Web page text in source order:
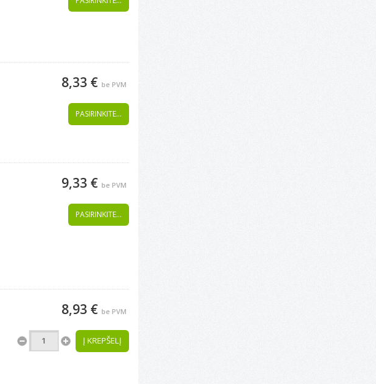
8,33 € be PVM
PASIRINKITE...
9,33 € be PVM
PASIRINKITE...
8,93 € be PVM
Į KREPŠELĮ